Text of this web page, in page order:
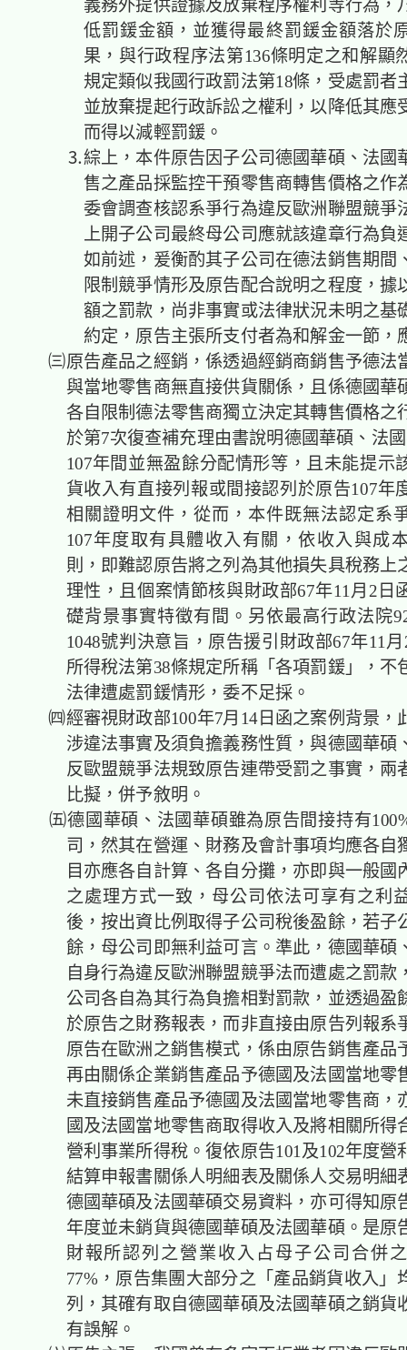
義務外提供證據及放棄程序權利等行為，
低罰鍰金額，並獲得最終罰鍰金額落於
果，與行政程序法第136條明定之和解顯
規定類似我國行政罰法第18條，受處罰者
並放棄提起行政訴訟之權利，以降低其應
而得以減輕罰鍰。
⒊綜上，本件原告因子公司德國華碩、法國
售之產品採監控干預零售商轉售價格之作
委會調查核認系爭行為違反歐洲聯盟競爭
上開子公司最終母公司應就該違章行為負
如前述，爰衡酌其子公司在德法銷售期間
限制競爭情形及原告配合說明之程度，據
額之罰款，尚非事實或法律狀況未明之基
約定，原告主張所支付者為和解金一節，
㈢原告產品之經銷，係透過經銷商銷售予德法
與當地零售商無直接供貨關係，且係德國華
各自限制德法零售商獨立決定其轉售價格之
於第7次復查補充理由書說明德國華碩、法
107年間並無盈餘分配情形等，且未能提示
貨收入有直接列報或間接認列於原告107年
相關證明文件，從而，本件既無法認定系
107年度取有具體收入有關，依收入與成
則，即難認原告將之列為其他損失具稅務上
理性，且個案情節核與財政部67年11月2日
礎背景事實特徵有間。另依最高行政法院
1048號判決意旨，原告援引財政部67年11
所得稅法第38條規定所稱「各項罰鍰」，不
法律遭處罰鍰情形，委不足採。
㈣經審視財政部100年7月14日函之案例背景，
涉違法事實及須負擔義務性質，與德國華碩
反歐盟競爭法規致原告連帶受罰之事實，兩
比擬，併予敘明。
㈤德國華碩、法國華碩雖為原告間接持有
司，然其在營運、財務及會計事項均應各自
目亦應各自計算、各自分攤，亦即與一般國
之處理方式一致，母公司依法可享有之利
後，按出資比例取得子公司稅後盈餘，若子
餘，母公司即無利益可言。準此，德國華碩
自身行為違反歐洲聯盟競爭法而遭處之罰款
公司各自為其行為負擔相對罰款，並透過盈
於原告之財務報表，而非直接由原告列報系
原告在歐洲之銷售模式，係由原告銷售產品
再由關係企業銷售產品予德國及法國當地零
未直接銷售產品予德國及法國當地零售商，
國及法國當地零售商取得收入及將相關所得
營利事業所得稅。復依原告101及102年度營
結算申報書關係人明細表及關係人交易明細
德國華碩及法國華碩交易資料，亦可得知原
年度並未銷貨與德國華碩及法國華碩。是原
財報所認列之營業收入占母子公司合併
77%，原告集團大部分之「產品銷貨收入」
列，其確有取自德國華碩及法國華碩之銷貨
有誤解。